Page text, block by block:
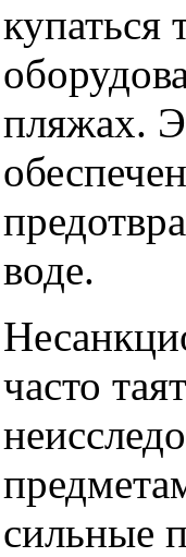
купаться
пляжах.
воде.
часто
сильные